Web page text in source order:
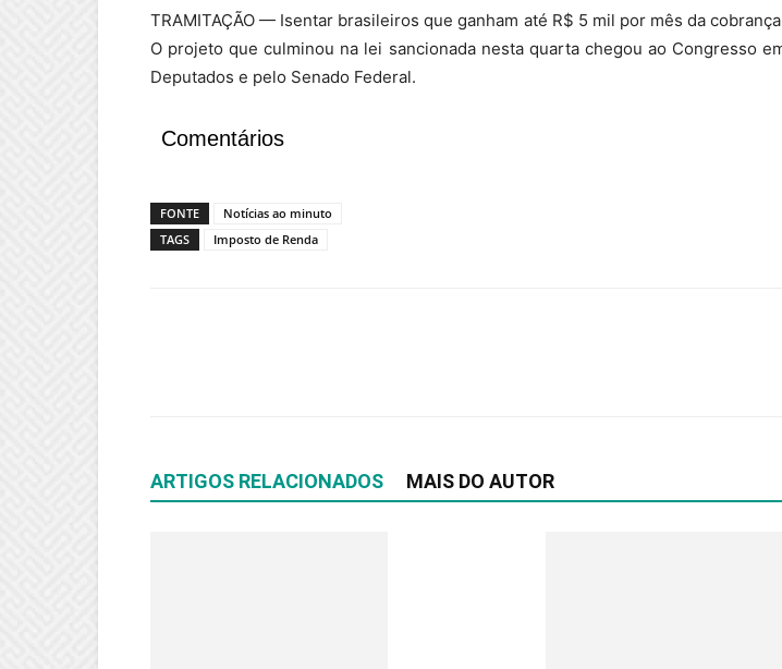
TRAMITAÇÃO — Isentar brasileiros que ganham até R$ 5 mil por mês da
O projeto que culminou na lei sancionada nesta quarta chegou ao Congresso
Deputados e pelo Senado Federal.
Comentários
FONTE
Notícias ao minuto
TAGS
Imposto de Renda
ARTIGOS RELACIONADOS MAIS DO AUTOR